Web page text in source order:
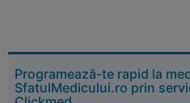
Programează-te rapid la
SfatulMedicului.ro prin